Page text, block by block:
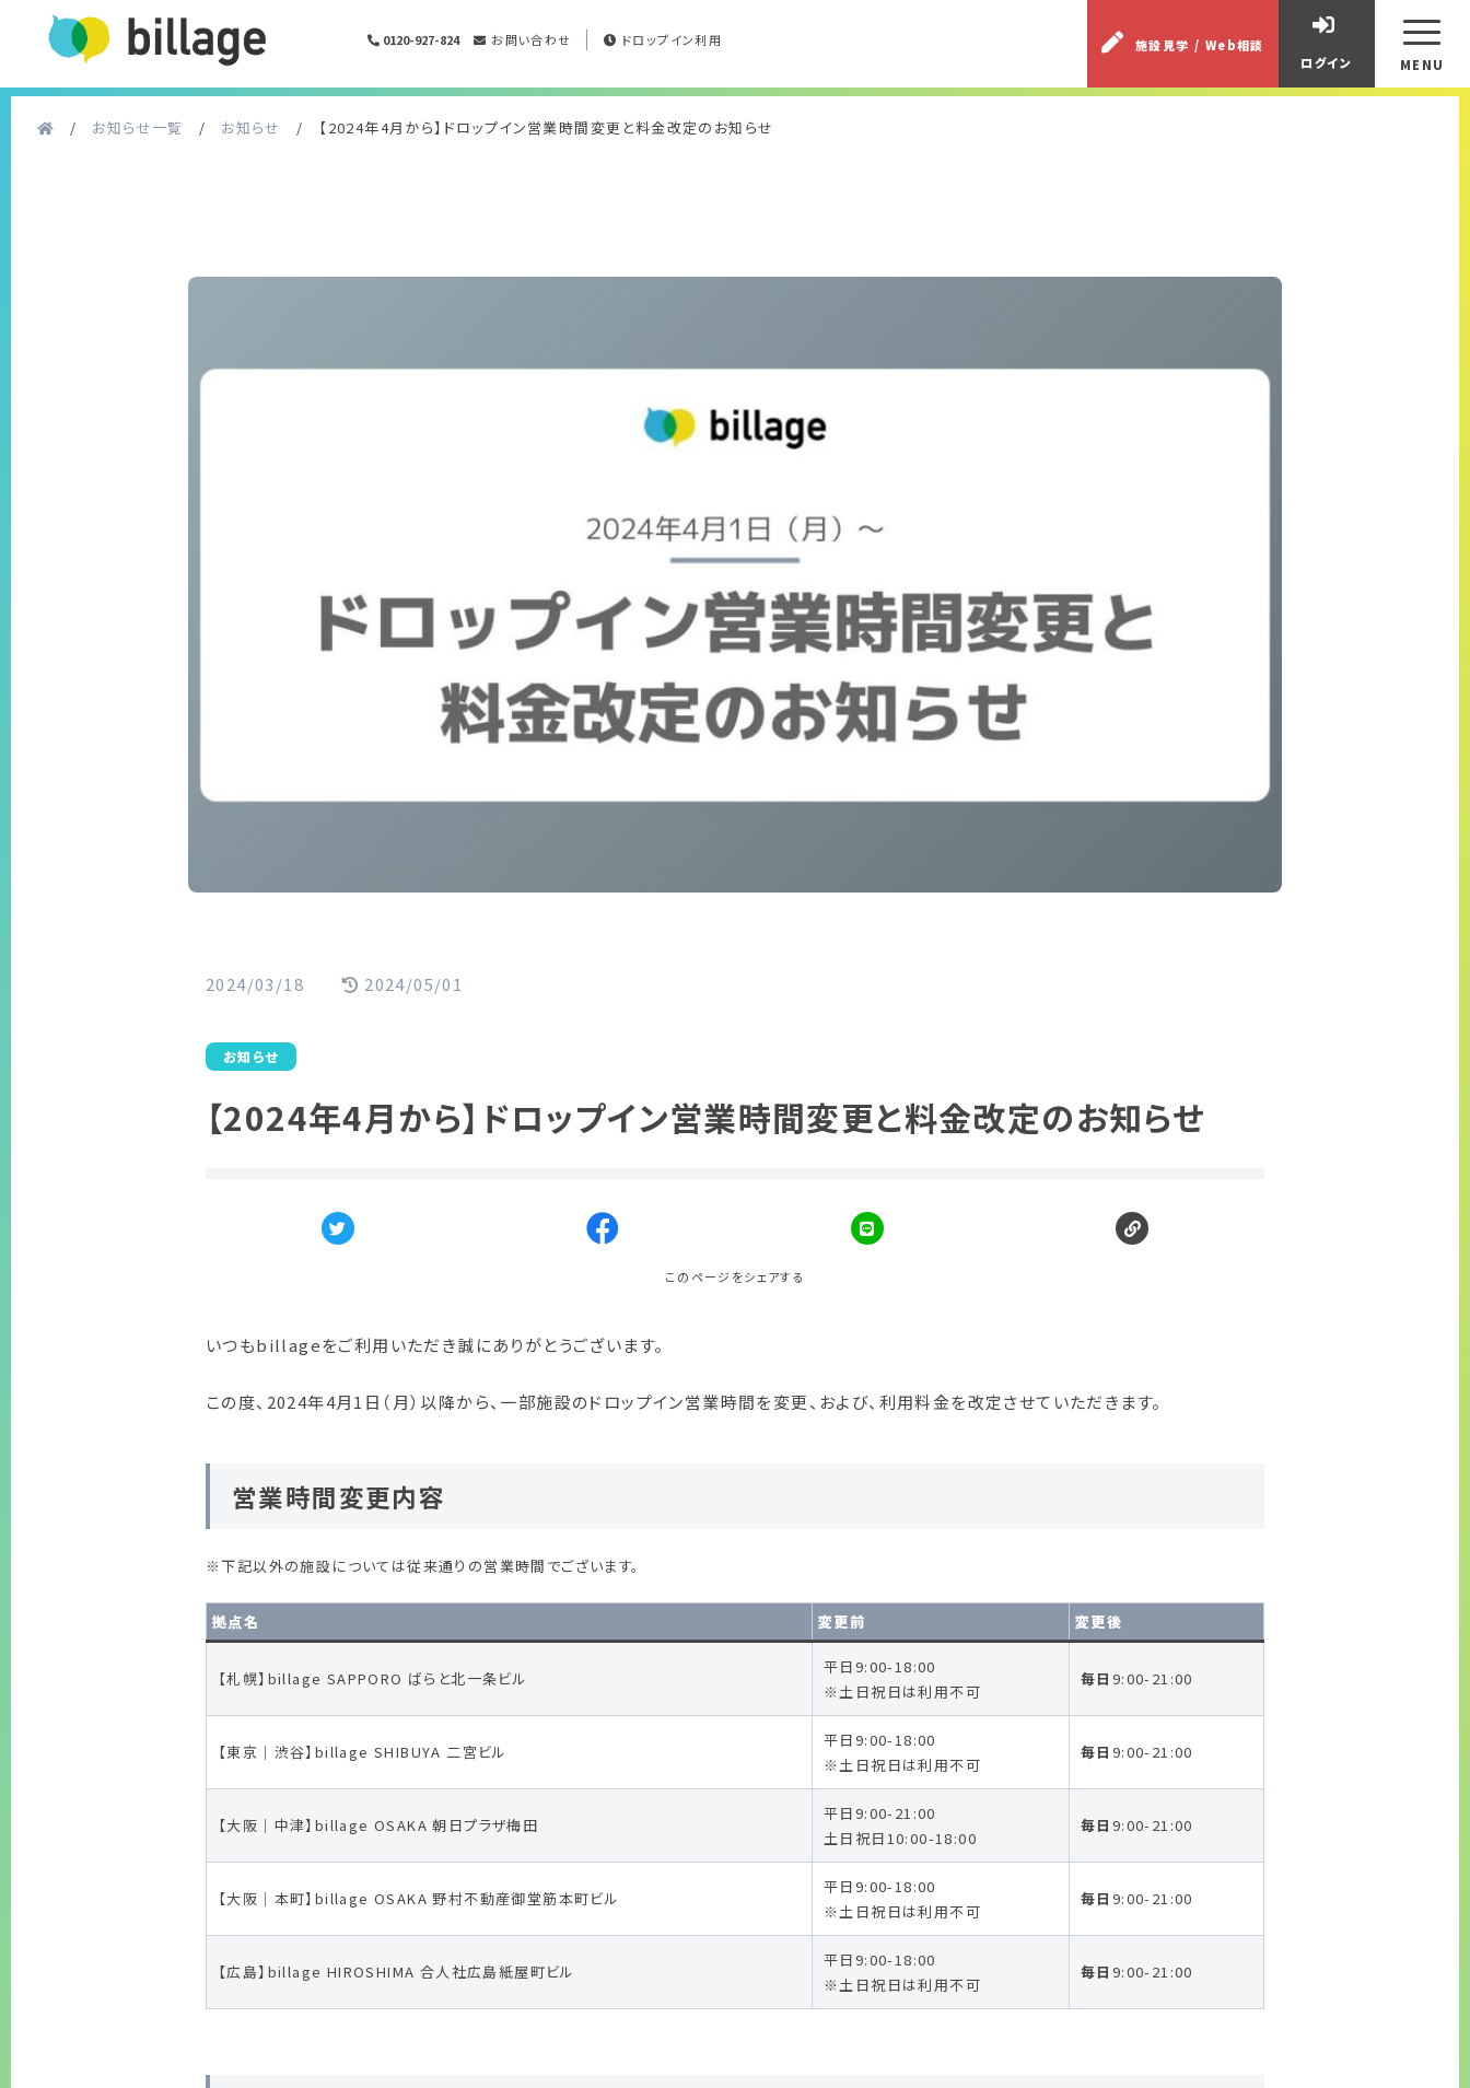
0120-927-824 お問い合わせ ドロップイン利用
施設見学 / Web相談
ログイン
MENU
/ お知らせ一覧 / お知らせ / 【2024年4月から】ドロップイン営業時間変更と料金改定のお知らせ
2024/03/18 2024/05/01
お知らせ
【2024年4月から】ドロップイン営業時間変更と料金改定のお知らせ
このページをシェアする
いつもbillageをご利用いただき誠にありがとうございます。
この度、2024年4月1日（月）以降から、一部施設のドロップイン営業時間を変更、および、利用料金を改定させていただきます。
営業時間変更内容
※下記以外の施設については従来通りの営業時間でございます。
拠点名 変更前 変更後
【札幌】billage SAPPORO ばらと北一条ビル
平日9:00-18:00
※土日祝日は利用不可
毎日 9:00-21:00
【東京｜渋谷】billage SHIBUYA 二宮ビル
平日9:00-18:00
※土日祝日は利用不可
毎日 9:00-21:00
【大阪｜中津】billage OSAKA 朝日プラザ梅田
平日9:00-21:00
土日祝日10:00-18:00
毎日 9:00-21:00
【大阪｜本町】billage OSAKA 野村不動産御堂筋本町ビル
平日9:00-18:00
※土日祝日は利用不可
毎日 9:00-21:00
【広島】billage HIROSHIMA 合人社広島紙屋町ビル
平日9:00-18:00
※土日祝日は利用不可
毎日 9:00-21:00